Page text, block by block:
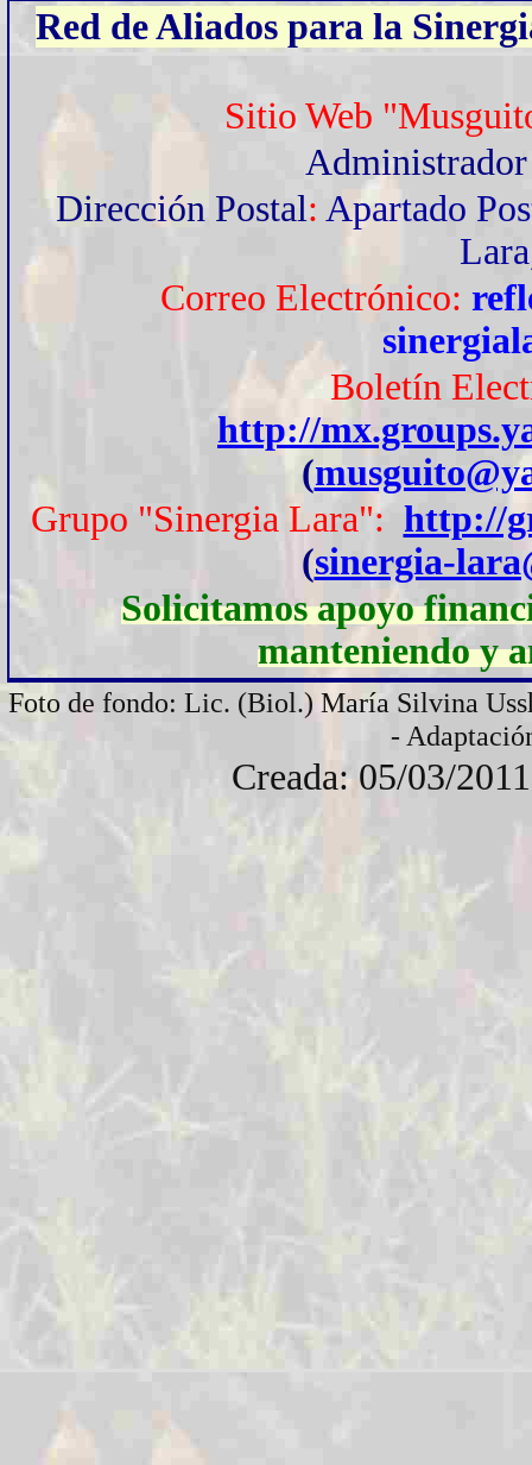
Red de Aliados para la
Sitio Web
Dirección Postal: Apartado
Correo Electrónico:
Boletín
http://
(
Grupo "Sinergia Lara": http://
(sinergia-
Solicitamos apoyo
manteniendo y
Foto de fondo: Lic. (Biol.) María Silvina
-
Creada: 05/03/